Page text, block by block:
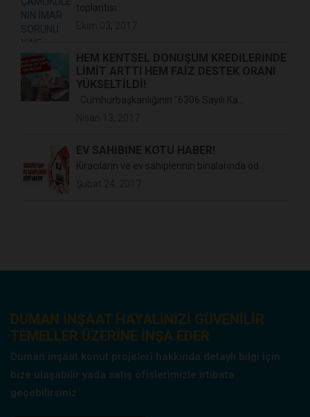
toplantısı...
HEM KENTSEL DÖNÜŞÜM KREDİLERİNDE
LİMİT ARTTI HEM FAİZ DESTEK ORANI
YÜKSELTİLDİ!
Cumhurbaşkanlığının "6306 Sayılı Ka...
EV SAHİBİNE KÖTÜ HABER!
Kiracıların ve ev sahiplerinin binalarında öd...
DUMAN INŞAAT HAYALINIZI GÜVENILIR
TEMELLER ÜZERINE INŞA EDER
Duman inşaat konut projeleri hakkında detaylı bilgi için
bize ulaşabilir yada satış ofislerimizle irtibata
geçebilirsiniz